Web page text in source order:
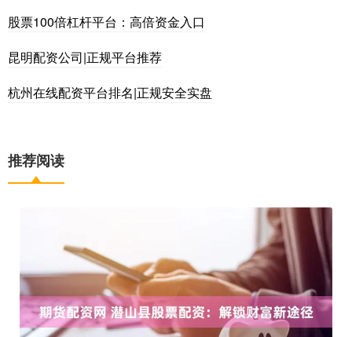
股票100倍杠杆平台：高倍资金入口
昆明配资公司|正规平台推荐
杭州在线配资平台排名|正规安全实盘
推荐阅读